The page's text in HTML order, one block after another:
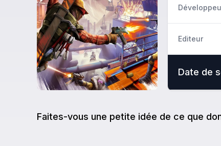
Editeur
Date de
Faites-vous une petite idée de ce que